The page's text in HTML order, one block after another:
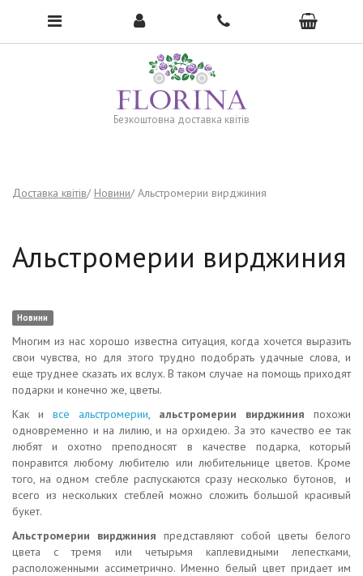
Безкоштовна доставка квітів
To open the menu, click here →
Доставка квітів Новини Альстромерии вирджиния
Альстромерии вирджиния
Новини
Многим из нас хорошо известна ситуация, когда хочется выразить
свои чувства, но для этого трудно подобрать удачные слова, и
еще труднее сказать их вслух. В таком случае на помощь приходят
подарки и конечно же, цветы.
Как и все альстромерии, альстромерии вирджиния похожи
одновременно и на лилию, и на орхидею. За это качество ее так
любят и охотно преподносят в качестве подарка, который
понравится любому любителю или любительнице цветов. Кроме
того, на одном стебле распускаются сразу несколько бутонов, и
всего из нескольких стеблей можно сложить большой красивый
букет.
Альстромерии вирджиния представляют собой цветы белого
цвета с тремя или четырьмя каплевидными лепестками,
расположенными ассиметрично. Именно белый цвет придает им